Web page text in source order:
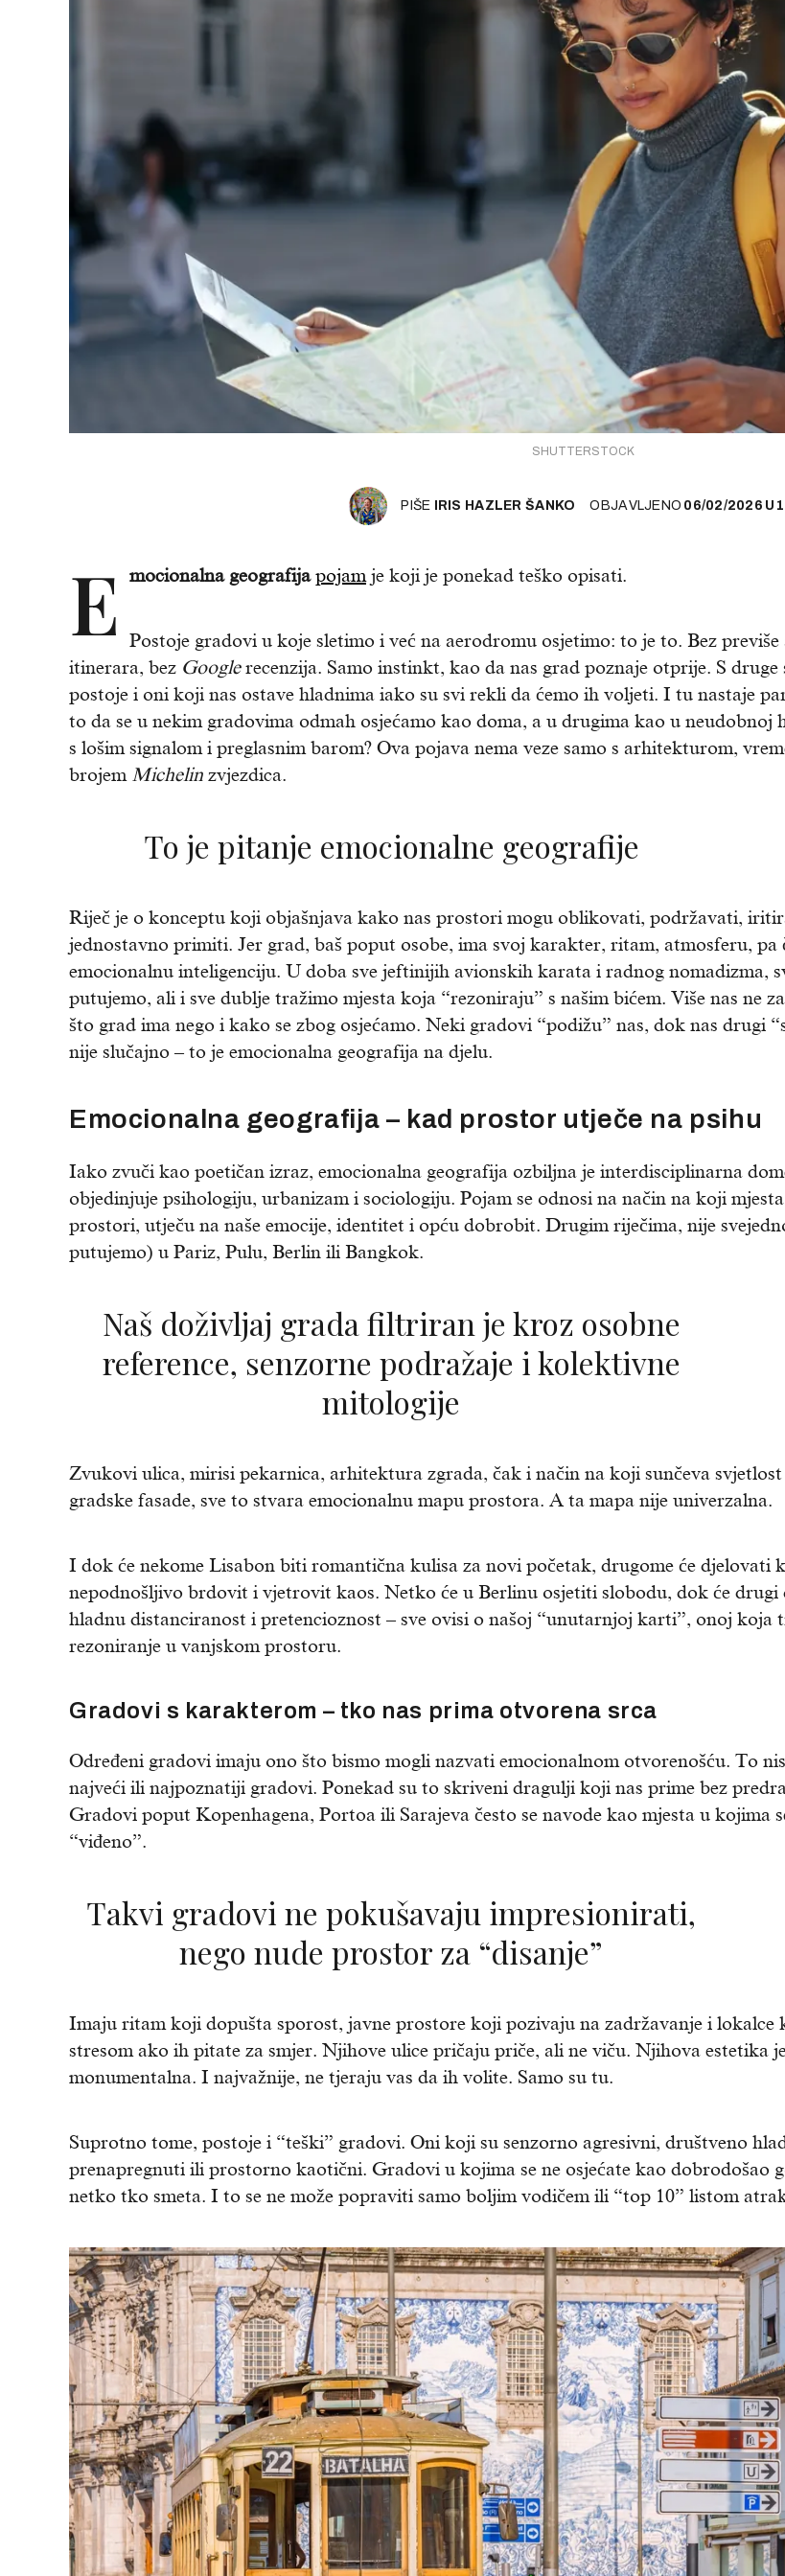
SHUTTERSTOCK
PIŠE IRIS HAZLER ŠANKO OBJAVLJENO 06/02/2026 U
E mocionalna geografija pojamje koji je ponekad teško opisati.
Postoje gradovi u koje sletimo i već na aerodromu osjetimo: to je to. Bez previše
itinerara, bez Googlerecenzija. Samo instinkt, kao da nas grad poznaje otprije. S druge
postoje i oni koji nas ostave hladnima iako su svi rekli da ćemo ih voljeti. I tu nastaje
to da se u nekim gradovima odmah osjećamo kao doma, a u drugima kao u neudobnoj
s lošim signalom i preglasnim barom? Ova pojava nema veze samo s arhitekturom,
brojem Michelin zvjezdica.
To je pitanje emocionalne geografije
Riječ je o konceptu koji objašnjava kako nas prostori mogu oblikovati, podržavati,
jednostavno primiti. Jer grad, baš poput osobe, ima svoj karakter, ritam, atmosferu, pa
emocionalnu inteligenciju. U doba sve jeftinijih avionskih karata i radnog nomadizma,
putujemo, ali i sve dublje tražimo mjesta koja “rezoniraju” s našim bićem. Više nas ne
što grad ima nego i kako se zbog osjećamo. Neki gradovi “podižu” nas, dok nas drugi
nije slučajno – to je emocionalna geografija na djelu.
Emocionalna geografija – kad prostor utječe na psihu
Iako zvuči kao poetičan izraz, emocionalna geografija ozbiljna je interdisciplinarna
objedinjuje psihologiju, urbanizam i sociologiju. Pojam se odnosi na način na koji
prostori, utječu na naše emocije, identitet i opću dobrobit. Drugim riječima, nije
putujemo) u Pariz, Pulu, Berlin ili Bangkok.
Naš doživljaj grada filtriran je kroz osobne
reference, senzorne podražaje i kolektivne
mitologije
Zvukovi ulica, mirisi pekarnica, arhitektura zgrada, čak i način na koji sunčeva svjetlost
gradske fasade, sve to stvara emocionalnu mapu prostora. A ta mapa nije univerzalna.
I dok će nekome Lisabon biti romantična kulisa za novi početak, drugome će djelovati
nepodnošljivo brdovit i vjetrovit kaos. Netko će u Berlinu osjetiti slobodu, dok će drugi
hladnu distanciranost i pretencioznost – sve ovisi o našoj “unutarnjoj karti”, onoj koja
rezoniranje u vanjskom prostoru.
Gradovi s karakterom – tko nas prima otvorena srca
Određeni gradovi imaju ono što bismo mogli nazvati emocionalnom otvorenošću. To
najveći ili najpoznatiji gradovi. Ponekad su to skriveni dragulji koji nas prime bez
Gradovi poput Kopenhagena, Portoa ili Sarajeva često se navode kao mjesta u kojima
“viđeno”.
Takvi gradovi ne pokušavaju impresionirati,
nego nude prostor za “disanje”
Imaju ritam koji dopušta sporost, javne prostore koji pozivaju na zadržavanje i lokalce
stresom ako ih pitate za smjer. Njihove ulice pričaju priče, ali ne viču. Njihova estetika
monumentalna. I najvažnije, ne tjeraju vas da ih volite. Samo su tu.
Suprotno tome, postoje i “teški” gradovi. Oni koji su senzorno agresivni, društveno
prenapregnuti ili prostorno kaotični. Gradovi u kojima se ne osjećate kao dobrodošao
netko tko smeta. I to se ne može popraviti samo boljim vodičem ili “top 10” listom